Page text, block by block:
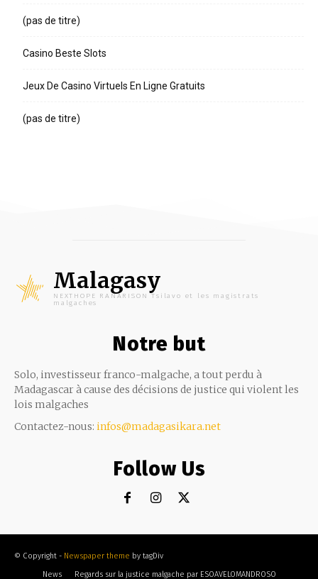
(pas de titre)
Casino Beste Slots
Jeux De Casino Virtuels En Ligne Gratuits
(pas de titre)
Malagasy
NEXTHOPE RANARISON Tsilavo et les magistrats
malgaches
Notre but
Solo, investisseur franco-malgache, a tout perdu à
Madagascar à cause des décisions de justice qui violent les
lois malgaches
Contactez-nous: infos@madagasikara.net
Follow Us
© Copyright - Newspaper theme by tagDiv
News
Regards sur la justice malgache par ESOAVELOMANDROSO